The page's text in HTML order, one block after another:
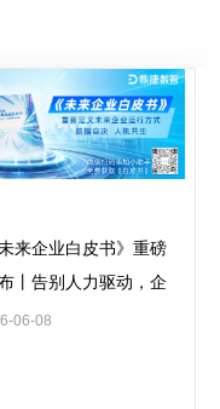
未来企业白皮书》重磅
丨告别人力驱动，企
入系统自驱运行新时
06-08